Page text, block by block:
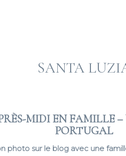
SANTA
MIDI EN FAMILLE
PORTUGAL
photo sur le blog avec une